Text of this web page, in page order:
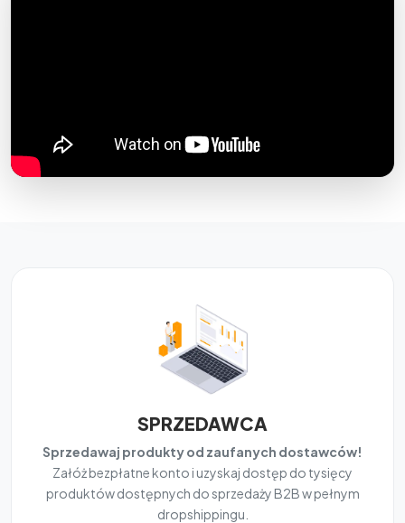
SPRZEDAWCA
Sprzedawaj produkty od zaufanych dostawców!
Załóż bezpłatne konto i uzyskaj dostęp do tysięcy
produktów dostępnych do sprzedaży B2B w pełnym
dropshippingu.